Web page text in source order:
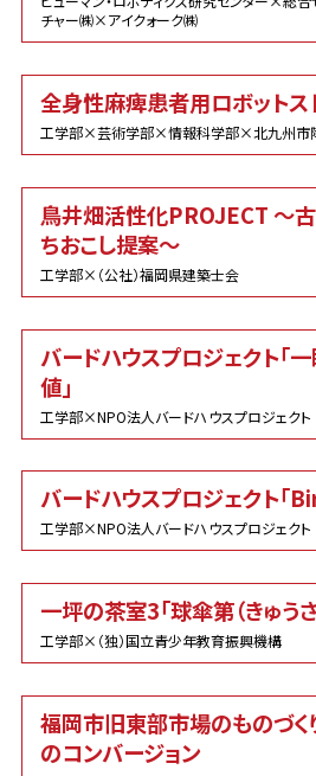
チャー㈱×アイクォーク㈱
全身性麻痺患者用ロボットス
工学部×芸術学部×情報科学部×北九州市
鳥井畑活性化PROJECT ～
ちおこし提案～
工学部×（公社）福岡県建築士会
バードハウスプロジェクト「
値」
工学部×NPO法人バードハウスプロジェクト
バードハウスプロジェクト「
工学部×NPO法人バードハウスプロジェクト
一坪の茶室3「球傘第（きゅうさ
工学部×（独）国立青少年教育振興機構
福岡市旧東部市場のものづく
のコンバージョン